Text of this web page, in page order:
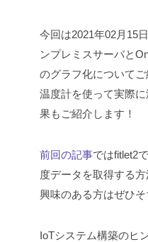
今回は2021年02月15
ンプレミスサーバと
のグラフ化についてご
温度計を使って実際
果もご紹介します！
前回の記事ではfitlet2
度データを取得する
興味のある方はぜひ
IoTシステム構築のヒ